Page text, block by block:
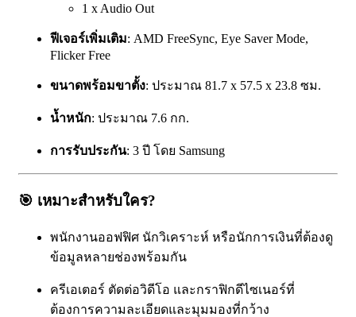
1 x Audio Out
ฟีเจอร์เพิ่มเติม: AMD FreeSync, Eye Saver Mode,
Flicker Free
ขนาดพร้อมขาตั้ง: ประมาณ 81.7 x 57.5 x 23.8 ซม.
น้ำหนัก: ประมาณ 7.6 กก.
การรับประกัน: 3 ปี โดย Samsung
🎯 เหมาะสำหรับใคร?
พนักงานออฟฟิศ นักวิเคราะห์ หรือนักการเงินที่ต้องดู
ข้อมูลหลายช่องพร้อมกัน
ครีเอเตอร์ ตัดต่อวิดีโอ และกราฟิกดีไซเนอร์ที่
ต้องการความละเอียดและมุมมองที่กว้าง